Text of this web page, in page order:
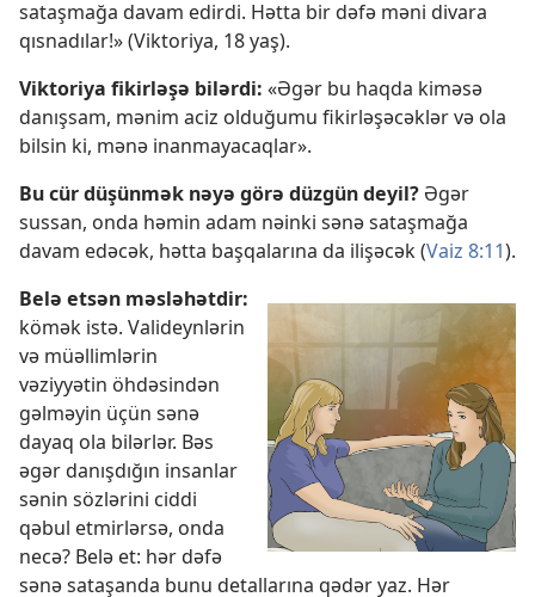
sataşmağa davam edirdi. Hətta bir dəfə məni divara
qısnadılar!» (Viktoriya, 18 yaş).
Viktoriya fikirləşə bilərdi: «Əgər bu haqda kiməsə
danışsam, mənim aciz olduğumu fikirləşəcəklər və ola
bilsin ki, mənə inanmayacaqlar».
Bu cür düşünmək nəyə görə düzgün deyil? Əgər
sussan, onda həmin adam nəinki sənə sataşmağa
davam edəcək, hətta başqalarına da ilişəcək (Vaiz 8:11).
Belə etsən məsləhətdir:
kömək istə. Valideynlərin
və müəllimlərin
vəziyyətin öhdəsindən
gəlməyin üçün sənə
dayaq ola bilərlər. Bəs
əgər danışdığın insanlar
sənin sözlərini ciddi
qəbul etmirlərsə, onda
necə? Belə et: hər dəfə
sənə sataşanda bunu detallarına qədər yaz. Hər